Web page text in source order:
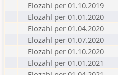
Elozahl per 01.10.2019
Elozahl per 01.01.2020
Elozahl per 01.04.2020
Elozahl per 01.07.2020
Elozahl per 01.10.2020
Elozahl per 01.01.2021